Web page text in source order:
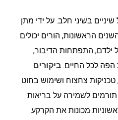
בשיני חלב. על ידי מתן
הראשונות, הורים יכולים
ילדם, התפתחות הדיבור,
הפה לכל החיים. ביקורים
טכניקות צחצוח ושימוש בחוט
תורמים לשמירה על בריאות
מכונות את הקרקע